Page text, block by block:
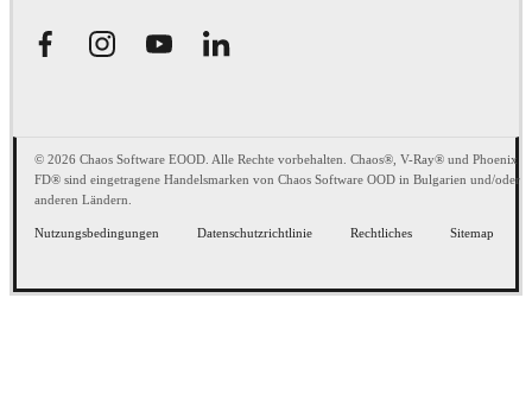
© 2026 Chaos Software EOOD. Alle Rechte vorbehalten. Chaos®, V-Ray® und Phoenix
FD® sind eingetragene Handelsmarken von Chaos Software OOD in Bulgarien und/oder
anderen Ländern.
Nutzungsbedingungen Datenschutzrichtlinie Rechtliches Sitemap